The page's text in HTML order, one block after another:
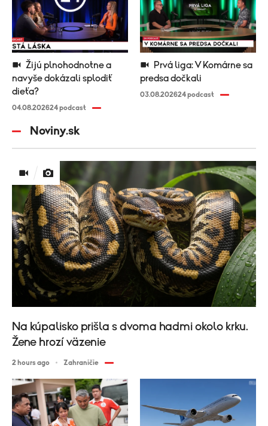
navyše dokázali splodiť
dieťa?
04.08.202624 podcast
predsa dočkali
03.08.202624 podcast
Noviny.sk
Na kúpalisko prišla s dvoma hadmi okolo krku.
Žene hrozí väzenie
2 hours ago Zahraničie